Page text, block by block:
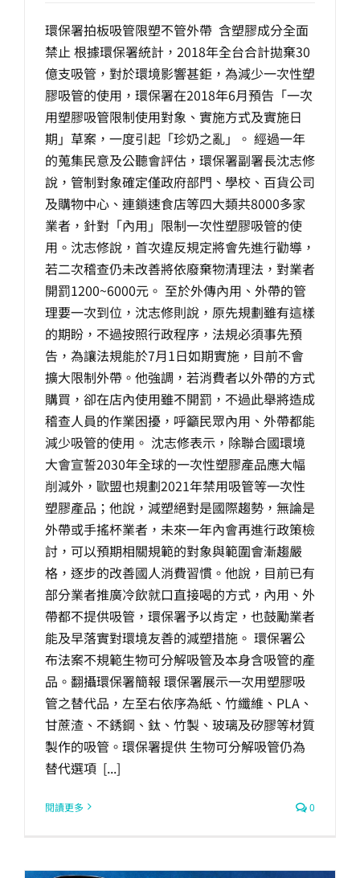
環保署拍板吸管限塑不管外帶 含塑膠成分全面
禁止 根據環保署統計，2018年全台合計拋棄30
億支吸管，對於環境影響甚鉅，為減少一次性塑
膠吸管的使用，環保署在2018年6月預告「一次
用塑膠吸管限制使用對象、實施方式及實施日
期」草案，一度引起「珍奶之亂」。 經過一年
的蒐集民意及公聽會評估，環保署副署長沈志修
說，管制對象確定僅政府部門、學校、百貨公司
及購物中心、連鎖速食店等四大類共8000多家
業者，針對「內用」限制一次性塑膠吸管的使
用。沈志修說，首次違反規定將會先進行勸導，
若二次稽查仍未改善將依廢棄物清理法，對業者
開罰1200~6000元。 至於外傳內用、外帶的管
理要一次到位，沈志修則說，原先規劃雖有這樣
的期盼，不過按照行政程序，法規必須事先預
告，為讓法規能於7月1日如期實施，目前不會
擴大限制外帶。他強調，若消費者以外帶的方式
購買，卻在店內使用雖不開罰，不過此舉將造成
稽查人員的作業困擾，呼籲民眾內用、外帶都能
減少吸管的使用。 沈志修表示，除聯合國環境
大會宣誓2030年全球的一次性塑膠產品應大幅
削減外，歐盟也規劃2021年禁用吸管等一次性
塑膠產品；他說，減塑絕對是國際趨勢，無論是
外帶或手搖杯業者，未來一年內會再進行政策檢
討，可以預期相關規範的對象與範圍會漸趨嚴
格，逐步的改善國人消費習慣。他說，目前已有
部分業者推廣冷飲就口直接喝的方式，內用、外
帶都不提供吸管，環保署予以肯定，也鼓勵業者
能及早落實對環境友善的減塑措施。 環保署公
布法案不規範生物可分解吸管及本身含吸管的產
品。翻攝環保署簡報 環保署展示一次用塑膠吸
管之替代品，左至右依序為紙、竹纖維、PLA、
甘蔗渣、不銹鋼、鈦、竹製、玻璃及矽膠等材質
製作的吸管。環保署提供 生物可分解吸管仍為
替代選項 [...]
閱讀更多 0